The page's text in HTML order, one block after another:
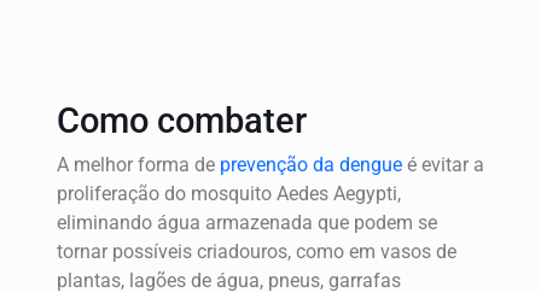
Como combater
A melhor forma de prevenção da dengueé evitar a
proliferação do mosquito Aedes Aegypti,
eliminando água armazenada que podem se
tornar possíveis criadouros, como em vasos de
plantas, lagões de água, pneus, garrafas